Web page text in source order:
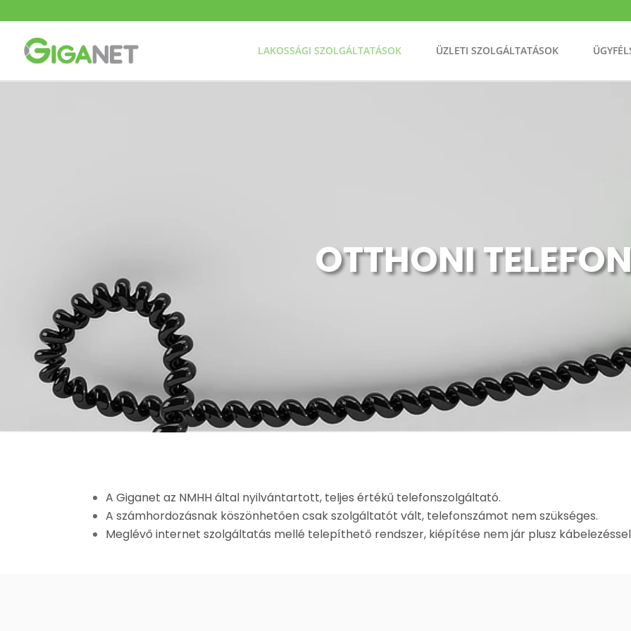
LAKOSSÁGI SZOLGÁLTATÁSOK ÜZLETI SZOLGÁLTATÁSOK
OTTHONI
A Giganet az NMHH által nyilvántartott, teljes értékű telefonszolgáltató.
A számhordozásnak köszönhetően csak szolgáltatót vált, telefonszámot nem szükséges.
Meglévő internet szolgáltatás mellé telepíthető rendszer, kiépítése nem jár plusz